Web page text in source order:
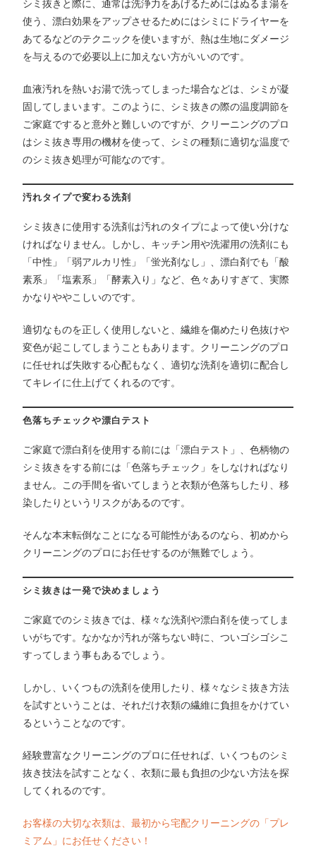
シミ抜きと際に、通常は洗浄力をあげるためにはぬるま湯を
使う、漂白効果をアップさせるためにはシミにドライヤーを
あてるなどのテクニックを使いますが、熱は生地にダメージ
を与えるので必要以上に加えない方がいいのです。
血液汚れを熱いお湯で洗ってしまった場合などは、シミが凝
固してしまいます。このように、シミ抜きの際の温度調節を
ご家庭ですると意外と難しいのですが、クリーニングのプロ
はシミ抜き専用の機材を使って、シミの種類に適切な温度で
のシミ抜き処理が可能なのです。
汚れタイプで変わる洗剤
シミ抜きに使用する洗剤は汚れのタイプによって使い分けな
ければなりません。しかし、キッチン用や洗濯用の洗剤にも
「中性」「弱アルカリ性」「蛍光剤なし」、漂白剤でも「酸
素系」「塩素系」「酵素入り」など、色々ありすぎて、実際
かなりややこしいのです。
適切なものを正しく使用しないと、繊維を傷めたり色抜けや
変色が起こしてしまうこともあります。クリーニングのプロ
に任せれば失敗する心配もなく、適切な洗剤を適切に配合し
てキレイに仕上げてくれるのです。
色落ちチェックや漂白テスト
ご家庭で漂白剤を使用する前には「漂白テスト」、色柄物の
シミ抜きをする前には「色落ちチェック」をしなければなり
ません。この手間を省いてしまうと衣類が色落ちしたり、移
染したりというリスクがあるのです。
そんな本末転倒なことになる可能性があるのなら、初めから
クリーニングのプロにお任せするのが無難でしょう。
シミ抜きは一発で決めましょう
ご家庭でのシミ抜きでは、様々な洗剤や漂白剤を使ってしま
いがちです。なかなか汚れが落ちない時に、ついゴシゴシこ
すってしまう事もあるでしょう。
しかし、いくつもの洗剤を使用したり、様々なシミ抜き方法
を試すということは、それだけ衣類の繊維に負担をかけてい
るということなのです。
経験豊富なクリーニングのプロに任せれば、いくつものシミ
抜き技法を試すことなく、衣類に最も負担の少ない方法を探
してくれるのです。
お客様の大切な衣類は、最初から宅配クリーニングの「プレ
ミアム」にお任せください！